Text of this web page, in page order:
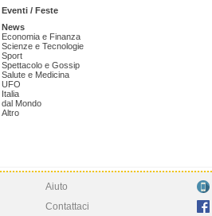
Eventi / Feste
News
Economia e Finanza
Scienze e Tecnologie
Sport
Spettacolo e Gossip
Salute e Medicina
UFO
Italia
dal Mondo
Altro
Aiuto
Contattaci